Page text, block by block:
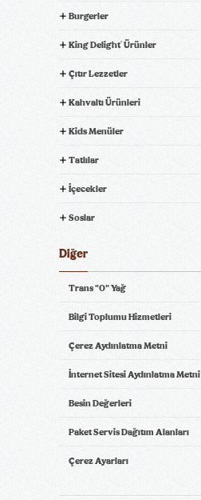
Burgerler
King Delight® Ürünler
Çıtır Lezzetler
Kahvaltı Ürünleri
Kids Menüler
Tatlılar
İçecekler
Soslar
Diğer
Trans "0" Yağ
Bilgi Toplumu Hizmetleri
Çerez Aydınlatma Metni
İnternet Sitesi Aydınlatma Metni
Besin Değerleri
Paket Servis Dağıtım Alanları
Çerez Ayarları